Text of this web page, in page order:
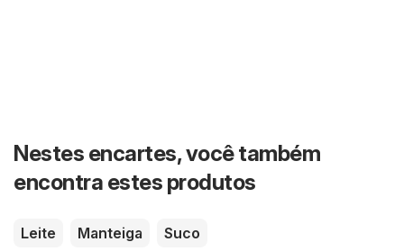
Nestes encartes, você também
encontra estes produtos
Leite Manteiga Suco